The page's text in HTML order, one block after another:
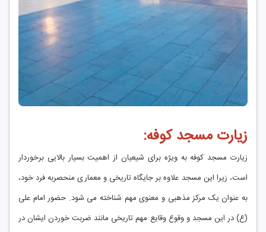
زیارت مسجد کوفه:
زیارت مسجد کوفه به ویژه برای شیعیان از اهمیت بسیار بالایی برخوردار
است، زیرا این مسجد علاوه بر جایگاه تاریخی و معماری منحصربه فرد خود،
به عنوان یک مرکز مذهبی و معنوی مهم شناخته می شود. حضور امام علی
(ع) در این مسجد و وقوع وقایع مهم تاریخی مانند ضربت خوردن ایشان در